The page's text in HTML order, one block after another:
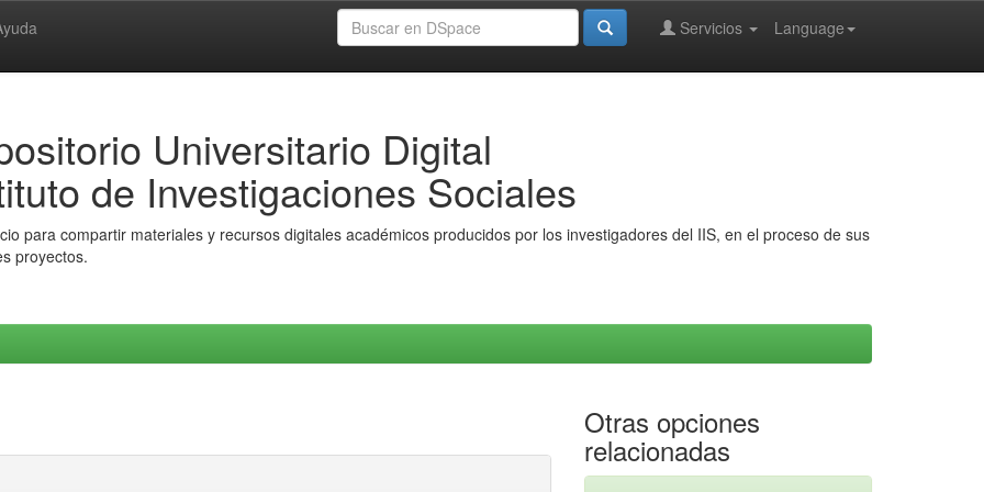
Language
Servicios
Universitario Digital
de Investigaciones Sociales
para compartir materiales y recursos digitales académicos producidos por los investigadores del IIS, en el proceso de sus
proyectos.
Otras opciones
relacionadas